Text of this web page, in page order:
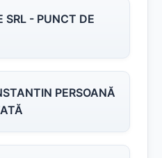
SRL - PUNCT DE
PERSOANĂ